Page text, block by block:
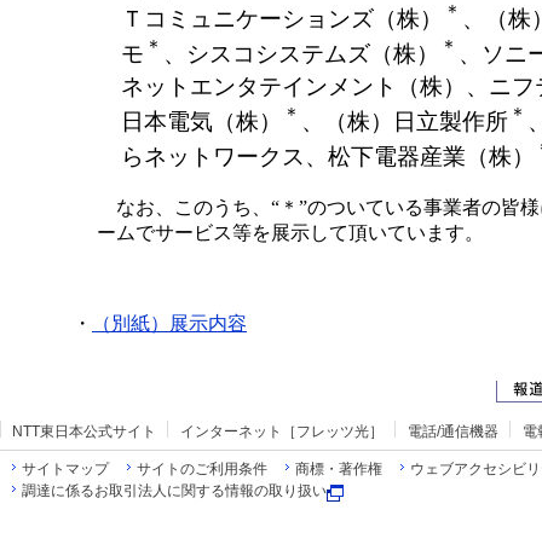
Ｔコミュニケーションズ（株）
＊ 、（株
モ ＊ 、シスコシステムズ（株） ＊ 、ソニ
ネットエンタテインメント（株）、ニ
日本電気（株）
＊ 、（株）日立製作所 ＊
らネットワークス、松下電器産業（株）
なお、このうち、“＊”のついている事業者の皆
ームでサービス等を展示して頂いています。
・ （別紙）展示内容
NTT東日本公式サイト インターネット［フレッツ光］ 電話/通信機器 電
サイトマップ サイトのご利用条件 商標・著作権
ウェブアクセシビ
調達に係るお取引法人に関する情報の取り扱い